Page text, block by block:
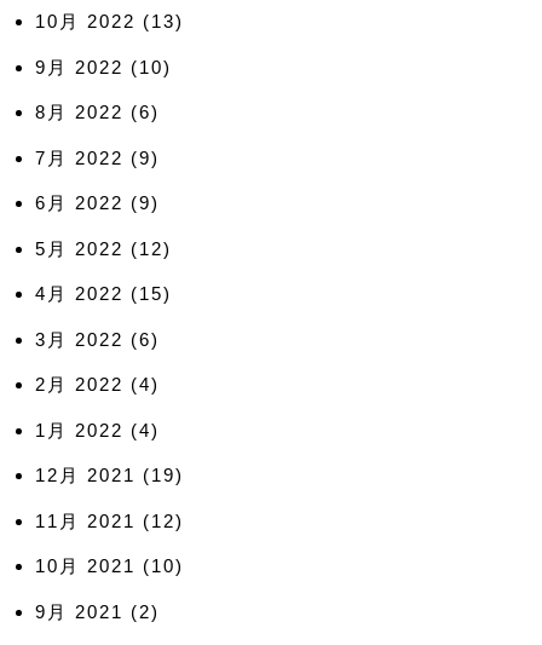
10月 2022 (13)
9月 2022 (10)
8月 2022 (6)
7月 2022 (9)
6月 2022 (9)
5月 2022 (12)
4月 2022 (15)
3月 2022 (6)
2月 2022 (4)
1月 2022 (4)
12月 2021 (19)
11月 2021 (12)
10月 2021 (10)
9月 2021 (2)